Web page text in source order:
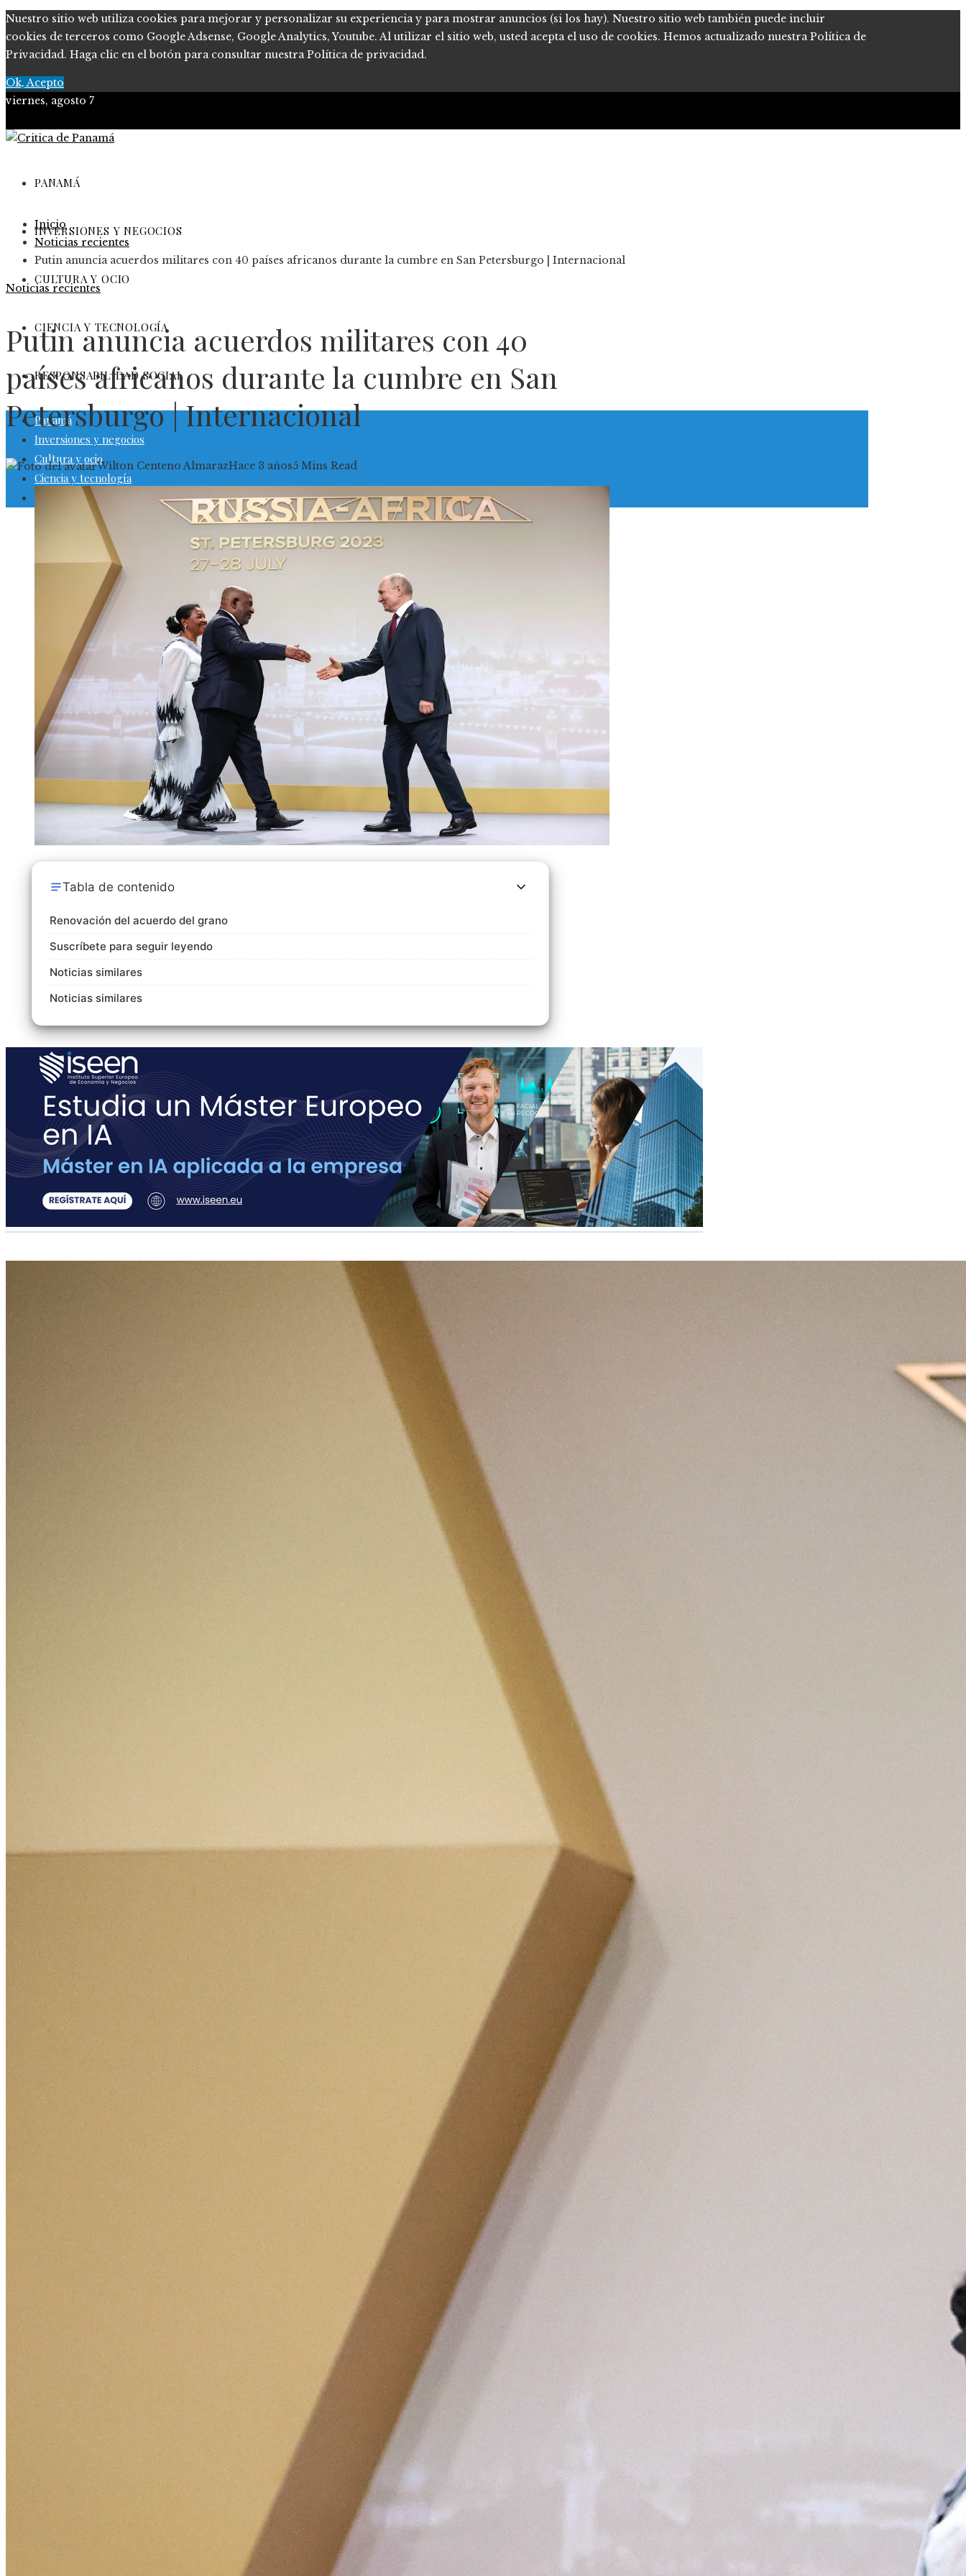
Nuestro sitio web utiliza cookies para mejorar y personalizar su experiencia y para mostrar anuncios (si los hay). Nuestro sitio web también puede incluir
cookies de terceros como Google Adsense, Google Analytics, Youtube. Al utilizar el sitio web, usted acepta el uso de cookies. Hemos actualizado nuestra Política de
Privacidad. Haga clic en el botón para consultar nuestra Política de privacidad.
Ok, Acepto
viernes, agosto 7
PANAMÁ
INVERSIONES Y NEGOCIOS
CULTURA Y OCIO
CIENCIA Y TECNOLOGÍA
RESPONSABILIDAD SOCIAL
Panamá
Inversiones y negocios
Cultura y ocio
Ciencia y tecnología
Responsabilidad social
Inicio
Noticias recientes
Putin anuncia acuerdos militares con 40 países africanos durante la cumbre en San Petersburgo | Internacional
Noticias recientes
Putin anuncia acuerdos militares con 40
países africanos durante la cumbre en San
Petersburgo | Internacional
Wilton Centeno AlmarazHace 3 años5 Mins Read
Tabla de contenido
Renovación del acuerdo del grano
Suscríbete para seguir leyendo
Noticias similares
Noticias similares